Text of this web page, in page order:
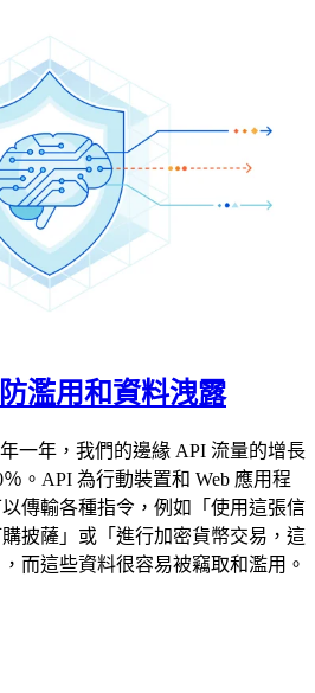
濫用和資料洩露
一年，我們的邊緣 API 流量的增長
。API 為行動裝置和 Web 應用程
傳輸各種指令，例如「使用這張信
披薩」或「進行加密貨幣交易，這
而這些資料很容易被竊取和濫用。